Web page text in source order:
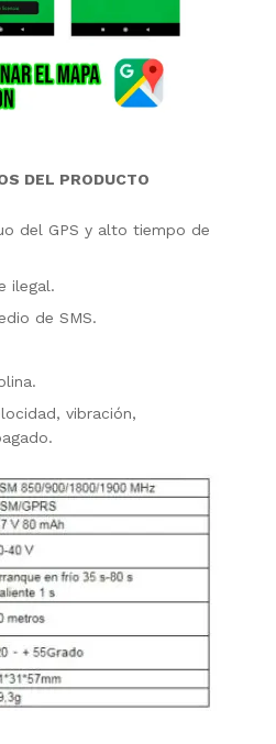
DEL PRODUCTO
del GPS y alto tiempo de
ilegal.
de SMS.
vibración,